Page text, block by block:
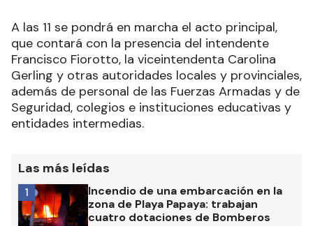
A las 11 se pondrá en marcha el acto principal,
que contará con la presencia del intendente
Francisco Fiorotto, la viceintendenta Carolina
Gerling y otras autoridades locales y provinciales,
además de personal de las Fuerzas Armadas y de
Seguridad, colegios e instituciones educativas y
entidades intermedias.
Las más leídas
Incendio de una embarcación en la
zona de Playa Papaya: trabajan
cuatro dotaciones de Bomberos
1